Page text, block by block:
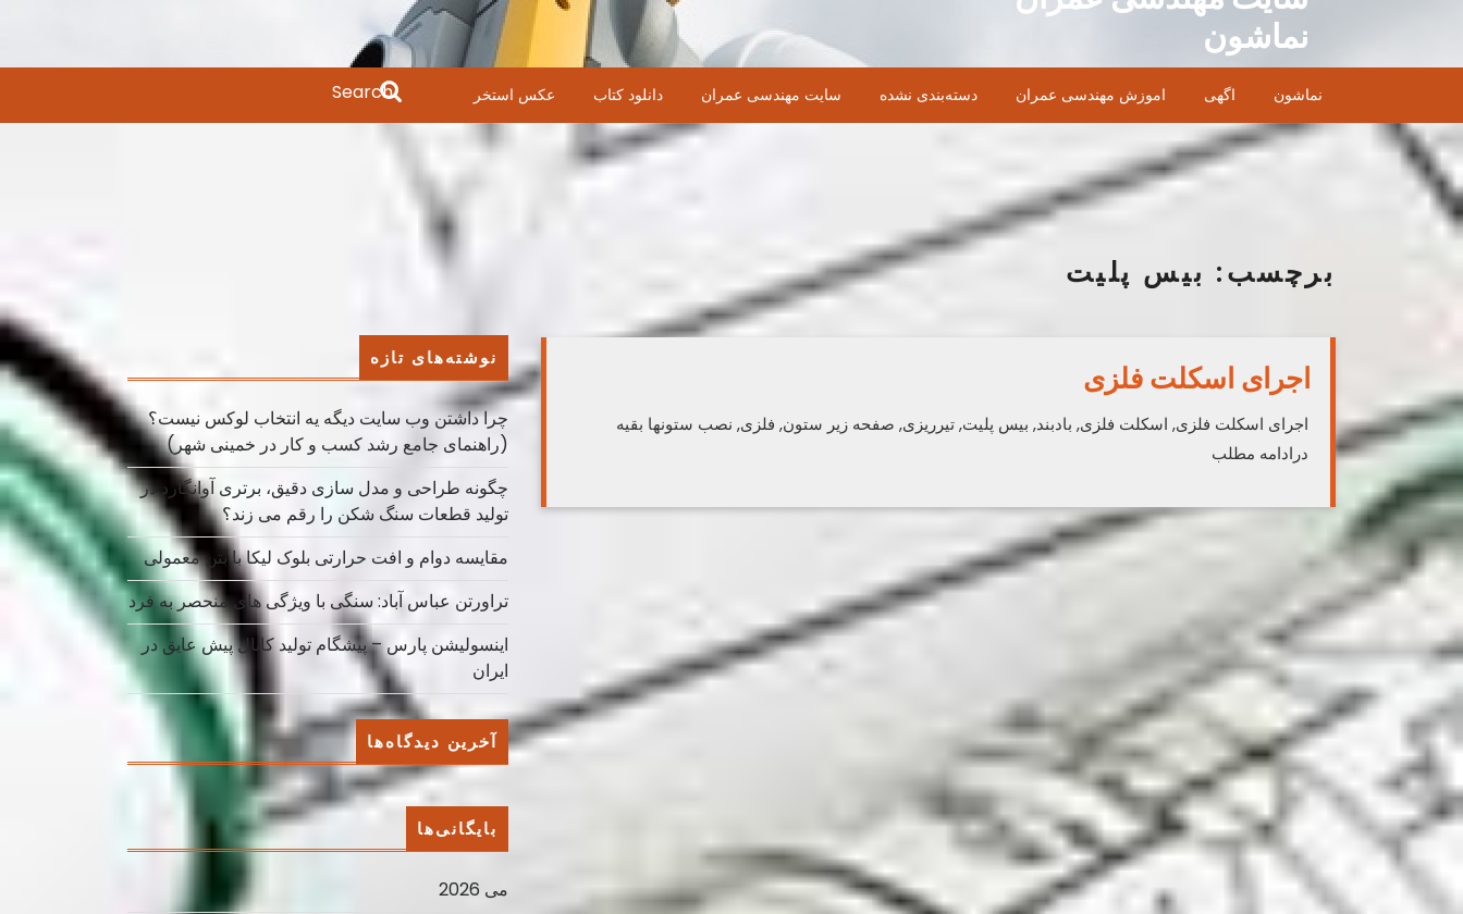
content
نماشون
نماشون اگهی اموزش مهندسی عمران دسته‌بندی نشده سایت مهندسی عمران دانلود کتاب عکس استخر
Search
for:
برچسب: بیس پلیت
اجرای اسکلت فلزی
اجرای اسکلت فلزی, اسکلت فلزی, بادبند, بیس پلیت, تیرریزی, صفحه زیر ستون, فلزی, نصب ستونها بقیه
درادامه مطلب
نوشته‌های تازه
چرا داشتن وب سایت دیگه یه انتخاب لوکس نیست؟
(راهنمای جامع رشد کسب ‌و کار در خمینی ‌شهر)
چگونه طراحی و مدل سازی دقیق، برتری آوانگارد در
تولید قطعات سنگ شکن را رقم می زند؟
مقایسه دوام و افت حرارتی بلوک لیکا با بتن معمولی
تراورتن عباس آباد: سنگی با ویژگی های منحصر به فرد
اینسولیشن پارس – پیشگام تولید کانال پیش عایق در
ایران
آخرین دیدگاه‌ها
بایگانی‌ها
می 2026